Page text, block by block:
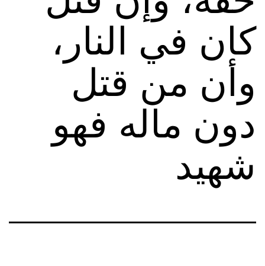
كان في النار،
وأن من قتل
دون ماله فهو
شهيد